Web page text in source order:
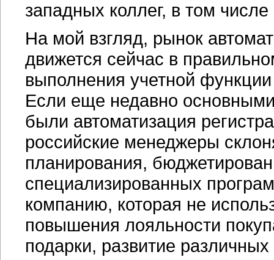
западных коллег, в том
На мой взгляд, рынок
движется сейчас в
выполнения учетной
Если еще недавно
были автоматизация
российские менеджеры
планирования,
специализированных
компанию, которая не
повышения лояльности
подарки, развитие